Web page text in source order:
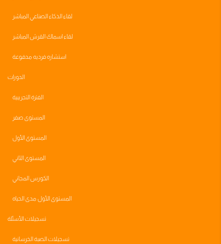
لقاء الذكاء الصناعي المباشر
لقاء اسماك القرش المباشر
استشاره فرديه مدفوعة
الدورات
الفترة التجريبية
المستوى صفر
المستوى الأول
المستوى الثاني
الكورس المجاني
المستوى الأول مدى الحياه
تسجيلات الأسئلة
تسجيلات الصبة الخرسانية